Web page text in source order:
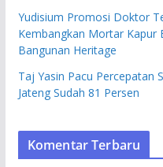
Yudisium Promosi Doktor
Kembangkan Mortar Kapur
Bangunan Heritage
Taj Yasin Pacu Percepatan
Jateng Sudah 81 Persen
Komentar Terbaru